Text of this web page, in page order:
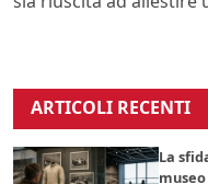
ARTICOLI RECENTI
La